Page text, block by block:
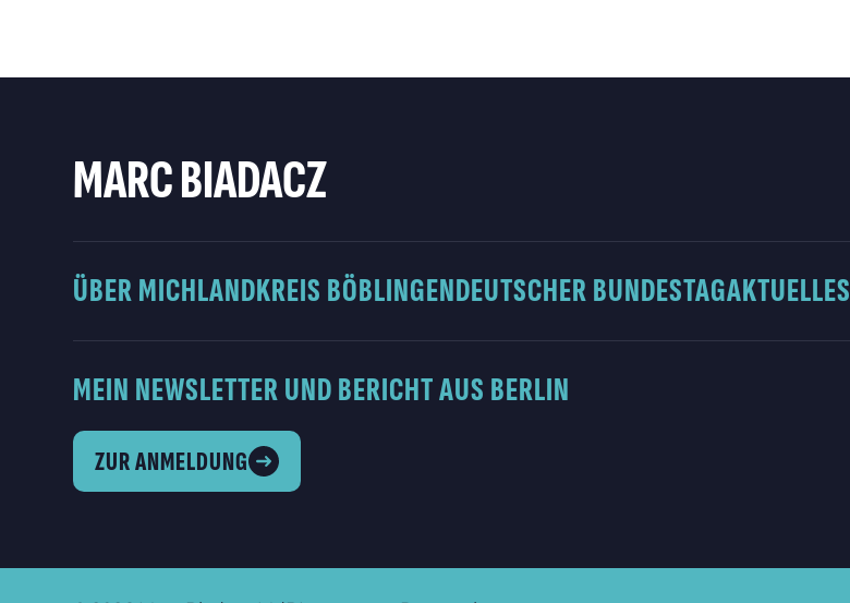
MARC BIADACZ
ÜBER MICHLANDKREIS BÖBLINGENDEUTSCHER BUNDESTAGAKTUELLES
MEIN NEWSLETTER UND BERICHT AUS BERLIN
ZUR ANMELDUNG